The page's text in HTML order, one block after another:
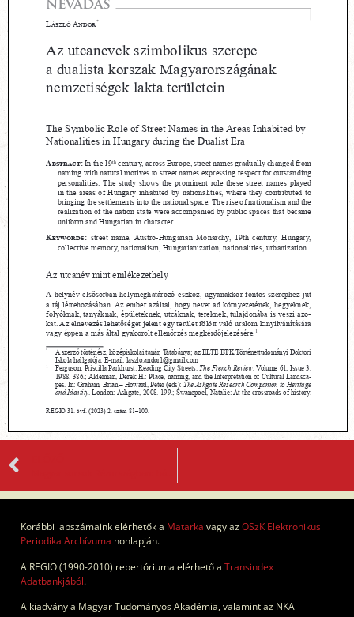
Korábbi lapszámaink elérhetők a Matarka vagy azOSzK Elektronikus
Periodika Archívuma honlapján.
A REGIO (1990-2010) repertóriuma elérhető a Transindex
Adatbankjából.
A kiadvány a Magyar Tudományos Akadémia, valamint az NKA